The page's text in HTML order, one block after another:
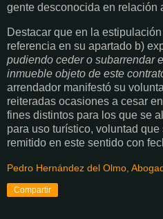
gente desconocida en relación
Destacar que en la
referencia en su apartado b)
pudiendo ceder o subarrendar
inmueble objeto de este
arrendador manifestó su
reiteradas ocasiones a cesar
fines distintos para los que se
para uso turístico, voluntad
remitido en este sentido con
Pedro Hernández del Olmo,
Compartir